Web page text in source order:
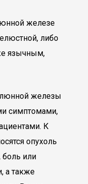
железе
либо
язычным,
железы
симптомами,
К
опухоль
боль или
а также